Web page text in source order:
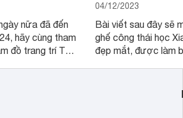
nữa đã đến
hãy cùng tham
đồ trang trí Tết
04/12/2023
Bài viết sau đây sẽ
ghế công thái học
đẹp mắt, được làm